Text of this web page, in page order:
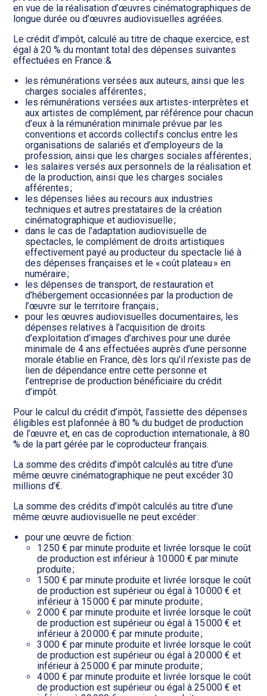
en vue de la réalisation d’œuvres cinématographiques de
longue durée ou d’œuvres audiovisuelles agréées.
Le crédit d’impôt, calculé au titre de chaque exercice, est
égal à 20 % du montant total des dépenses suivantes
effectuées en France :&
les rémunérations versées aux auteurs, ainsi que les
charges sociales afférentes ;
les rémunérations versées aux artistes-interprètes et
aux artistes de complément, par référence pour chacun
d’eux à la rémunération minimale prévue par les
conventions et accords collectifs conclus entre les
organisations de salariés et d’employeurs de la
profession, ainsi que les charges sociales afférentes ;
les salaires versés aux personnels de la réalisation et
de la production, ainsi que les charges sociales
afférentes ;
les dépenses liées au recours aux industries
techniques et autres prestataires de la création
cinématographique et audiovisuelle ;
dans le cas de l’adaptation audiovisuelle de
spectacles, le complément de droits artistiques
effectivement payé au producteur du spectacle lié à
des dépenses françaises et le « coût plateau » en
numéraire ;
les dépenses de transport, de restauration et
d’hébergement occasionnées par la production de
l’œuvre sur le territoire français ;
pour les œuvres audiovisuelles documentaires, les
dépenses relatives à l’acquisition de droits
d’exploitation d’images d’archives pour une durée
minimale de 4 ans effectuées auprès d’une personne
morale établie en France, dès lors qu’il n’existe pas de
lien de dépendance entre cette personne et
l’entreprise de production bénéficiaire du crédit
d’impôt.
Pour le calcul du crédit d’impôt, l’assiette des dépenses
éligibles est plafonnée à 80 % du budget de production
de l’œuvre et, en cas de coproduction internationale, à 80
% de la part gérée par le coproducteur français.
La somme des crédits d’impôt calculés au titre d’une
même œuvre cinématographique ne peut excéder 30
millions d’€.
La somme des crédits d’impôt calculés au titre d’une
même œuvre audiovisuelle ne peut excéder :
pour une œuvre de fiction :
1 250 € par minute produite et livrée lorsque le coût
de production est inférieur à 10 000 € par minute
produite ;
1 500 € par minute produite et livrée lorsque le coût
de production est supérieur ou égal à 10 000 € et
inférieur à 15 000 € par minute produite ;
2 000 € par minute produite et livrée lorsque le coût
de production est supérieur ou égal à 15 000 € et
inférieur à 20 000 € par minute produite ;
3 000 € par minute produite et livrée lorsque le coût
de production est supérieur ou égal à 20 000 € et
inférieur à 25 000 € par minute produite ;
4 000 € par minute produite et livrée lorsque le coût
de production est supérieur ou égal à 25 000 € et